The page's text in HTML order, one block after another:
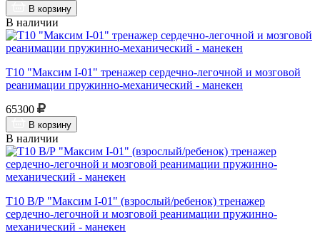
В корзину
В наличии
Т10 "Максим I-01" тренажер сердечно-легочной и мозговой
реанимации пружинно-механический - манекен
65300
В корзину
В наличии
Т10 В/Р "Максим I-01" (взрослый/ребенок) тренажер
сердечно-легочной и мозговой реанимации пружинно-
механический - манекен